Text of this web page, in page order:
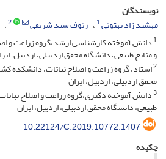
نویسندگان
مهشید زاد بهتوئی1 رئوف سید شریفی 2
1دانش آموخته کارشناسی ارشد،گروه زراعت و
و منابع طبیعی، دانشگاه محقق اردبیلی، اردبیل،
2استاد، گروه زراعت و اصلاح نباتات، دانشکده
محقق اردبیلی، اردبیل، ایران
3دانش آموخته دکتری،گروه زراعت و اصلاح
طبیعی، دانشگاه محقق اردبیلی، اردبیل، ایران
10.22124/C.2019.10772.1407
چکیده